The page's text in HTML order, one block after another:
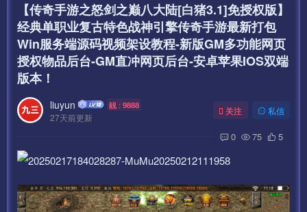
【传奇手游之怒剑之巅八大陆[白猪3.1]免授权版】
经典单职业复古特色战神引擎传奇手游最新打包
Win服务端源码视频架设教程-新版GM多功能网页
授权物品后台-GM直冲网页后台-安卓苹果IOS双端
版本！
liuyun 靓 : 9888
27天前更新
关注 私信
0 75 5